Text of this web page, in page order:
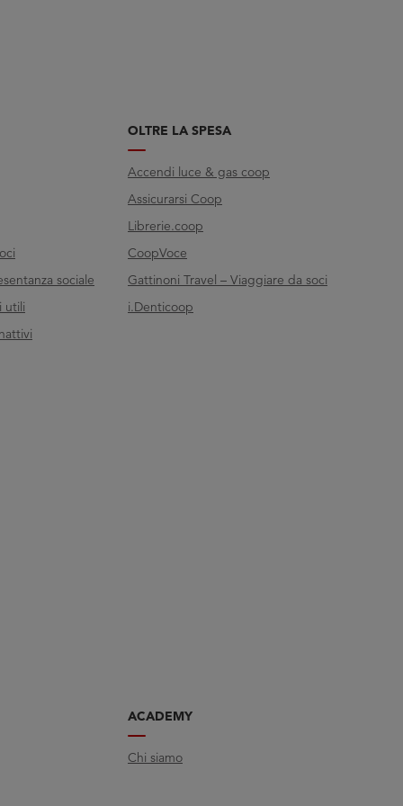
sociale
utili
OLTRE LA SPESA
Accendi luce & gas coop
Assicurarsi Coop
Librerie.coop
CoopVoce
Gattinoni Travel – Viaggiare da soci
i.Denticoop
ACADEMY
Chi siamo